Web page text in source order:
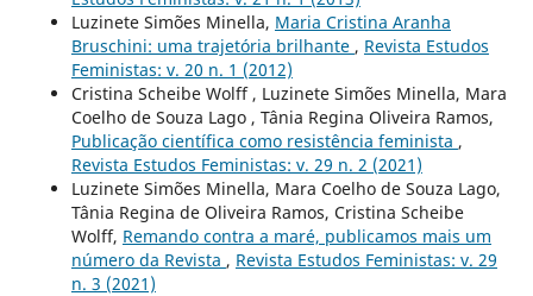
Luzinete Simões Minella, Maria Cristina Aranha
Bruschini: uma trajetória brilhante , Revista Estudos
Feministas: v. 20 n. 1 (2012)
Cristina Scheibe Wolff , Luzinete Simões Minella, Mara
Coelho de Souza Lago , Tânia Regina Oliveira Ramos,
Publicação científica como resistência feminista ,
Revista Estudos Feministas: v. 29 n. 2 (2021)
Luzinete Simões Minella, Mara Coelho de Souza Lago,
Tânia Regina de Oliveira Ramos, Cristina Scheibe
Wolff, Remando contra a maré, publicamos mais um
número da Revista , Revista Estudos Feministas: v. 29
n. 3 (2021)